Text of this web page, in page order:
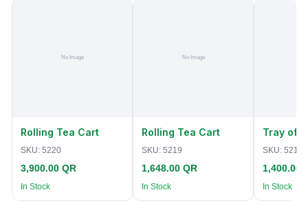
Rolling Tea Cart
SKU: 5220
3,900.00 QR
In Stock
Rolling Tea Cart
SKU: 5219
1,648.00 QR
In Stock
Tray of
SKU: 5218
1,400.00
In Stock